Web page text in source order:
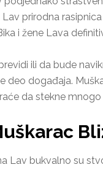
prirodna
i žene Lava
ili da bude
deo događaja.
da stekne
Lav bukvalno su